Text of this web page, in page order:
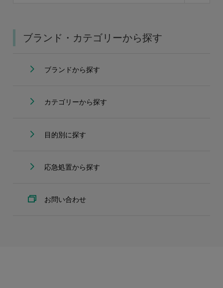
ブランド・カテゴリーから探す
ブランドから探す
カテゴリーから探す
目的別に探す
応急処置から探す
お問い合わせ